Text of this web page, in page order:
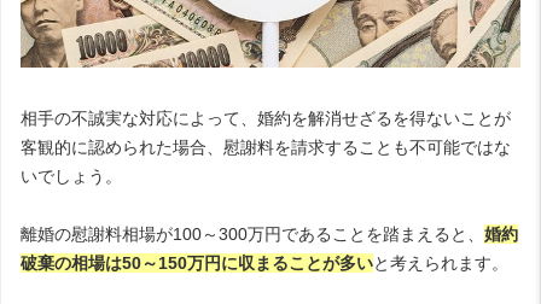
相手の不誠実な対応によって、婚約を解消せざるを得ないことが
客観的に認められた場合、慰謝料を請求することも不可能ではな
いでしょう。
離婚の慰謝料相場が100～300万円であることを踏まえると、 婚約
破棄の相場は50～150万円に収まることが多いと考えられます。